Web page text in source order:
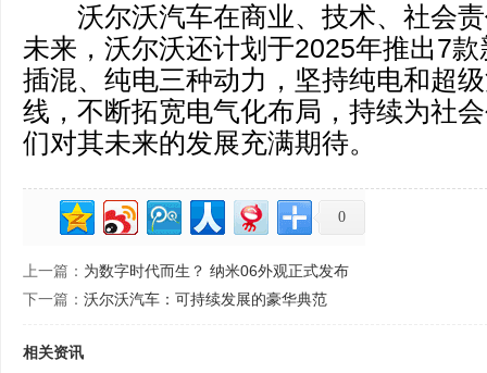
沃尔沃汽车在商业、技术、社会责
未来，沃尔沃还计划于2025年推出7
插混、纯电三种动力，坚持纯电和超
线，不断拓宽电气化布局，持续为社
们对其未来的发展充满期待。
0
上一篇： 为数字时代而生？ 纳米06外观正式发布
下一篇： 沃尔沃汽车：可持续发展的豪华典范
相关资讯